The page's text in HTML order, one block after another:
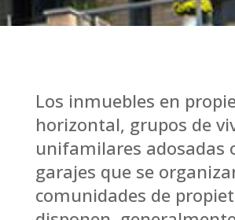
Los inmuebles en
horizontal, grupos de
unifamilares adosadas
garajes que se
comunidades de